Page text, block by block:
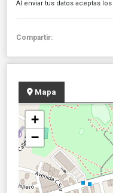
Al enviar tus datos aceptas los
Compartir:
Mapa
+
−